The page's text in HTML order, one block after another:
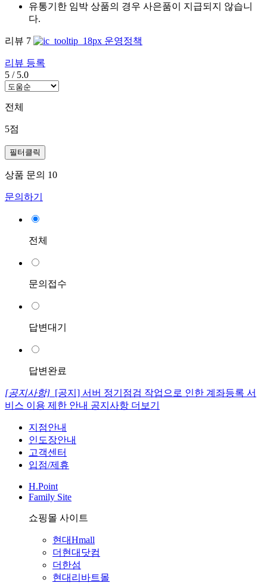
유통기한 임박 상품의 경우 사은품이 지급되지 않습니
다.
리뷰 7 운영정책
리뷰 등록
5 / 5.0
전체
5점
필터클릭
상품 문의 10
문의하기
전체
문의접수
답변대기
답변완료
[공지사항] [공지] 서버 정기점검 작업으로 인한 계좌등록 서
비스 이용 제한 안내 공지사항 더보기
지점안내
인도장안내
고객센터
입점/제휴
H.Point
Family Site
쇼핑몰 사이트
현대Hmall
더현대닷컴
더한섬
현대리바트몰